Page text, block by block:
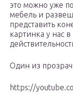
это можно уже
мебель и
представить
картинка у нас
Один из
https://